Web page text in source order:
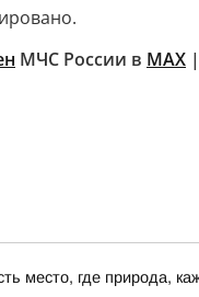
МЧС России в MAX |
место, где